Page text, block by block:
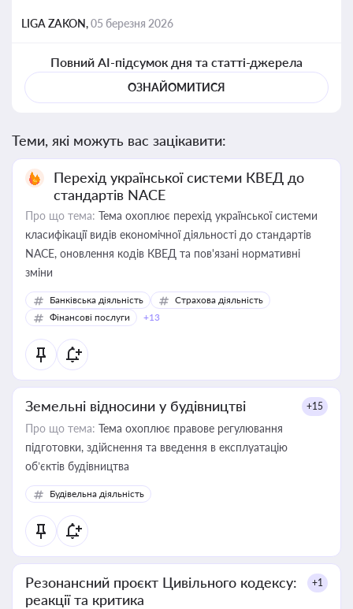
LIGA ZAKON,05 березня 2026
Повний AI-підсумок дня та статті-джерела
ОЗНАЙОМИТИСЯ
Теми, які можуть вас зацікавити:
Перехід української системи КВЕД до
стандартів NACE
Про що тема: Тема охоплює перехід української системи
класифікації видів економічної діяльності до стандартів
NACE, оновлення кодів КВЕД та пов'язані нормативні
зміни
Банківська діяльність
Страхова діяльність
Фінансові послуги
+13
Земельні відносини у будівництві +15
Про що тема: Тема охоплює правове регулювання
підготовки, здійснення та введення в експлуатацію
об’єктів будівництва
Будівельна діяльність
Резонансний проєкт Цивільного кодексу:
реакції та критика
+1